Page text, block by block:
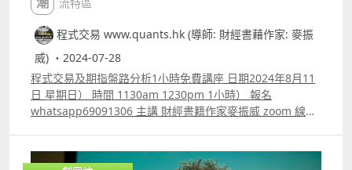
程式交易 www.quants.hk (導師: 財經書藉作家: 麥振
威) ・2024-07-28
程式交易及期指盤路分析1小時免費講座 日期2024年8月11
日 星期日） 時間 1130am 1230pm 1小時） 報名
whatsapp69091306 主講 財經書籍作家麥振威 zoom 線上
及用Pine Script 寫交易策略方法 2. Trading View 連接富途